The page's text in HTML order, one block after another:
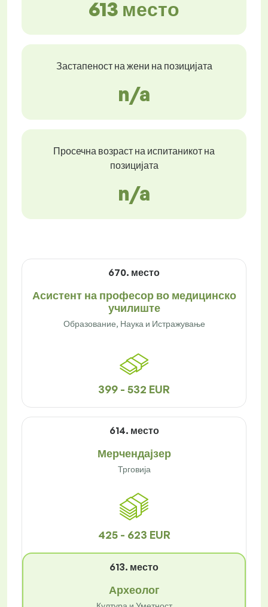
613 место
Застапеност на жени на позицијата
n/a
Просечна возраст на испитаникот на
позицијата
n/a
670. место
Асистент на професор во медицинско
училиште
Образование, Наука и Истражување
399 - 532 EUR
614. место
Мерчендајзер
Трговија
425 - 623 EUR
613. место
Археолог